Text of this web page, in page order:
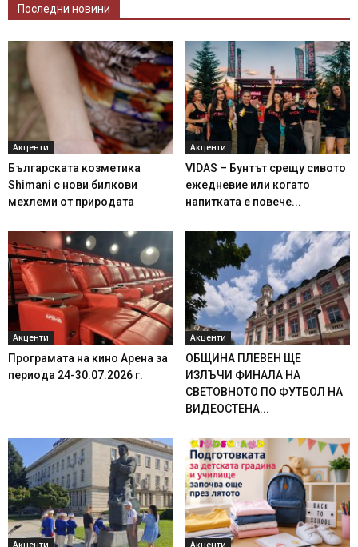
Последни новини
Акценти
Българската козметика
Shimani с нови билкови
мехлеми от природата
Акценти
VIDAS – Бунтът срещу сивото
ежедневие или когато
напитката е повече...
Акценти
Програмата на кино Арена за
периода 24-30.07.2026 г.
Акценти
ОБЩИНА ПЛЕВЕН ЩЕ
ИЗЛЪЧИ ФИНАЛА НА
СВЕТОВНОТО ПО ФУТБОЛ НА
ВИДЕОСТЕНА...
Акценти Акценти